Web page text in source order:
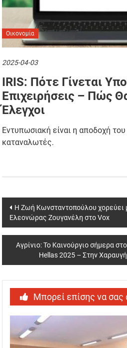
Οικονομία
2025-04-03
IRIS: Πότε Γίνεται
Επιχειρήσεις – Πώς
Έλεγχοι
Εντυπωσιακή είναι η αποδοχή
καταναλωτές.
Post
navigation
Η Ζωή Κωνσταντοπούλου χορεύει
Ελεονώρας Ζουγανέλη στο Vox
Αγρίνιο: Το Καινούργιο σήμερα
Hellas 2025 – Στην
Μπορεί επίσης να σας